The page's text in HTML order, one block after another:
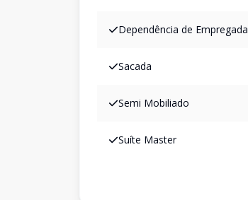
Dependência de Empregada
Sacada
Semi Mobiliado
Suíte Master